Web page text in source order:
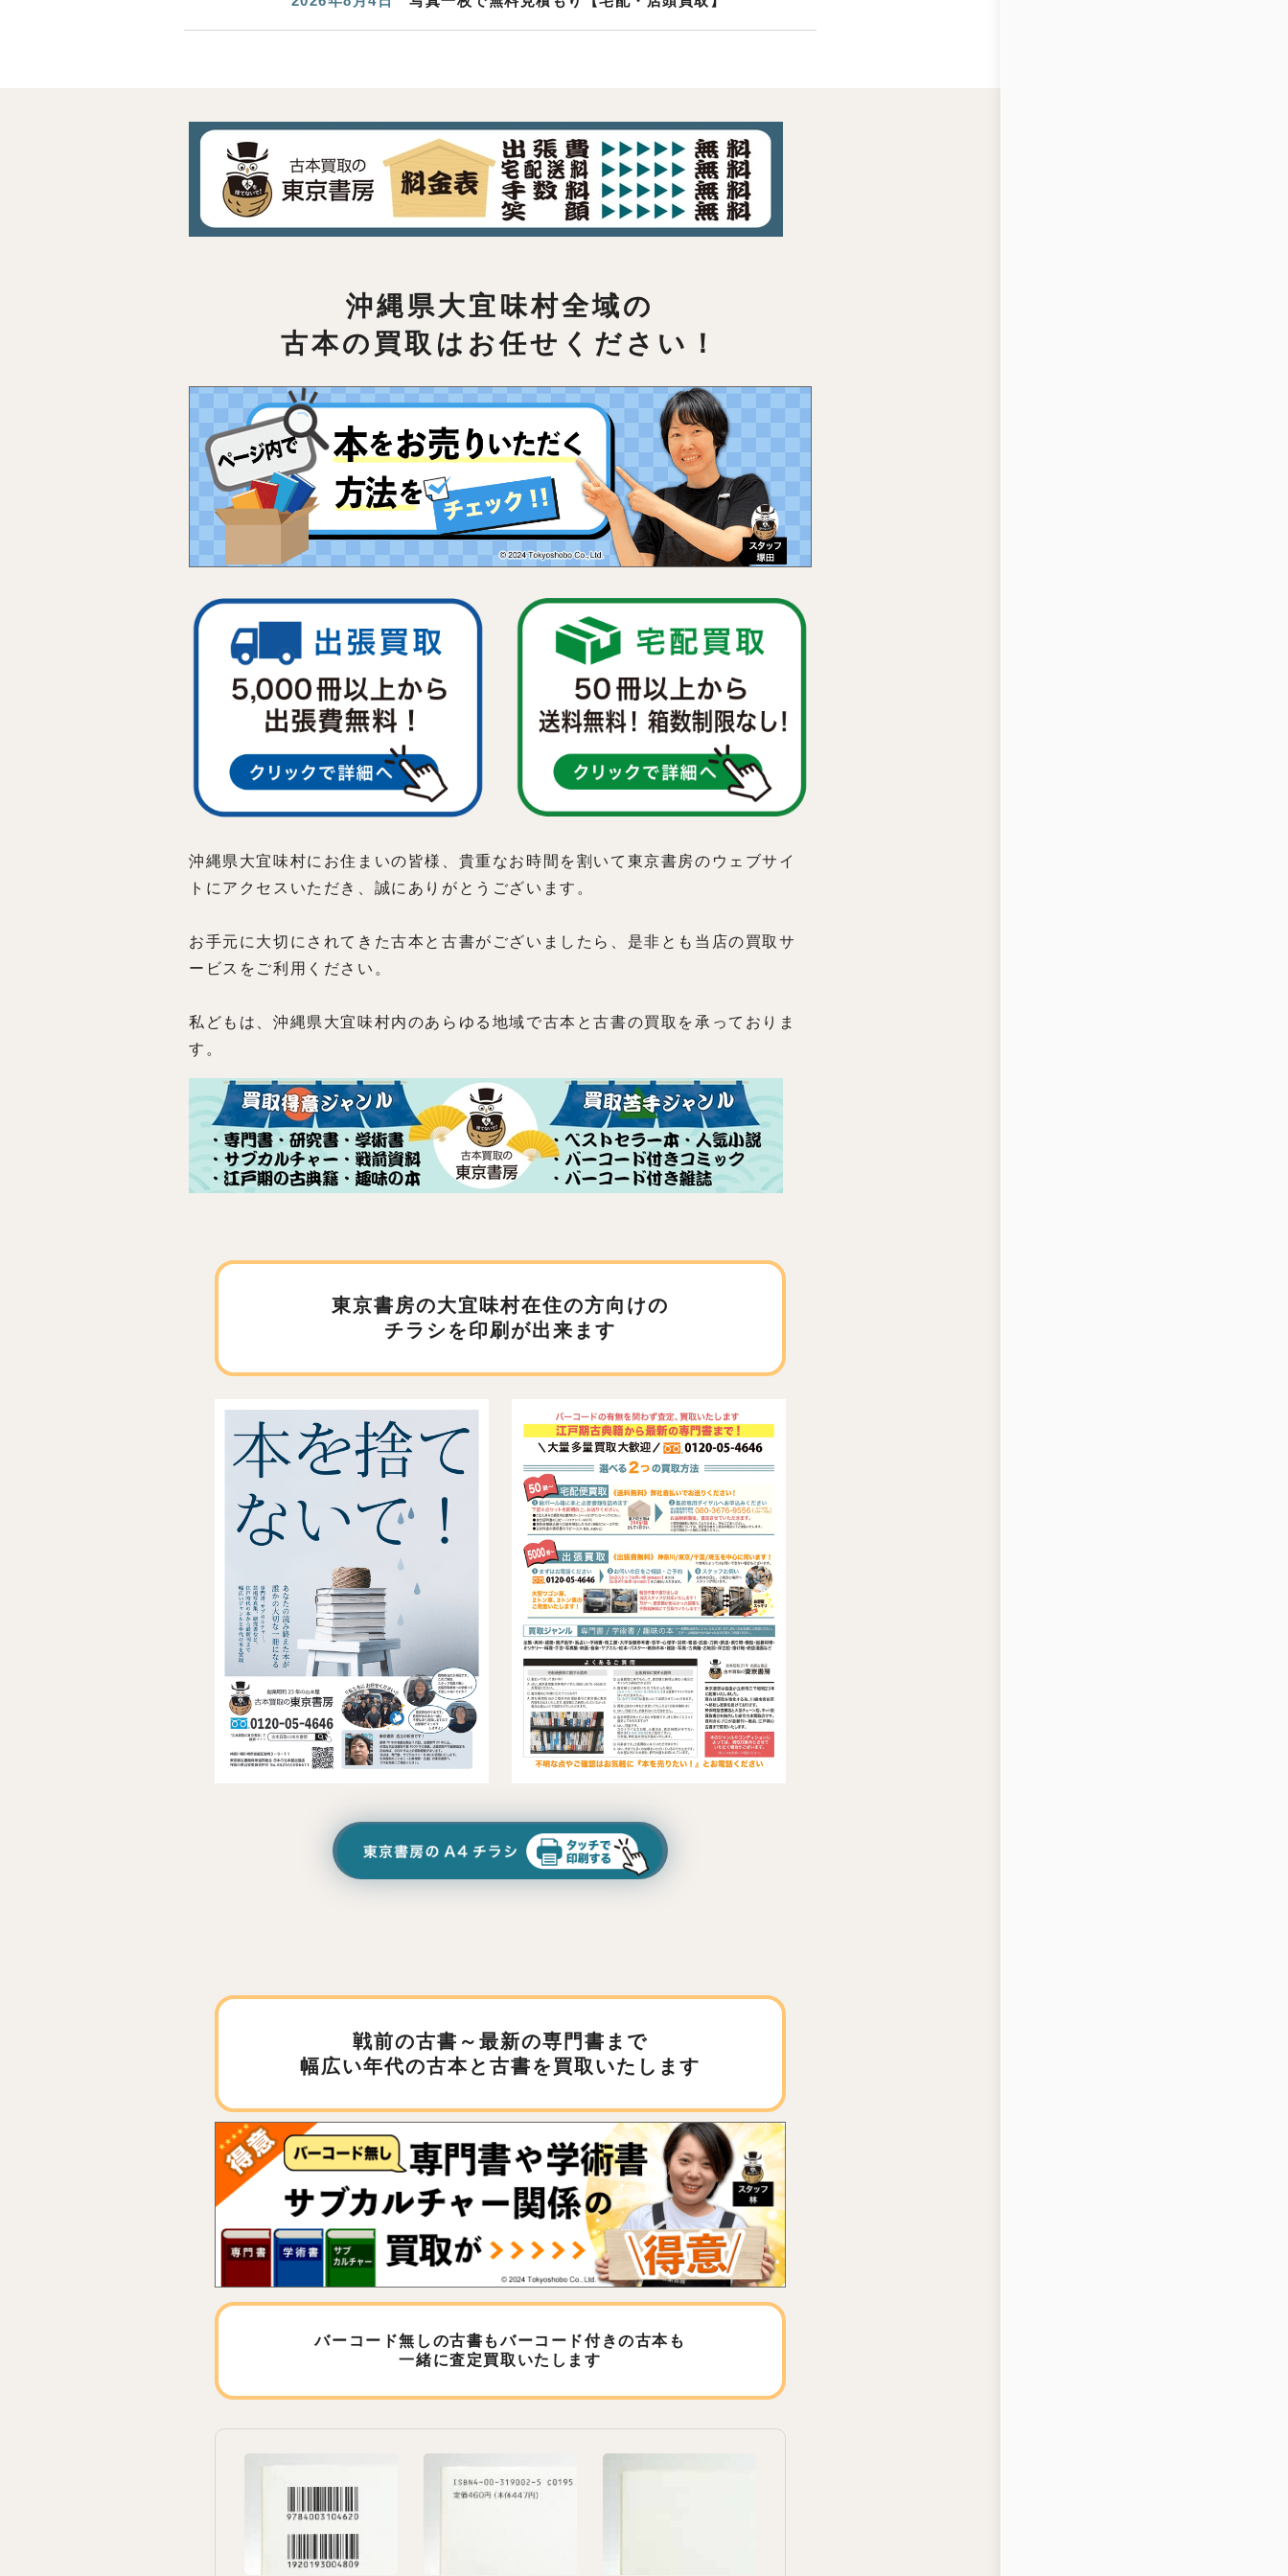
沖縄県大宜味村全域の
古本の買取はお任せください！
沖縄県大宜味村にお住まいの皆様、貴重なお時間を割いて東京書房のウェブサイ
トにアクセスいただき、誠にありがとうございます。
お手元に大切にされてきた古本と古書がございましたら、是非とも当店の買取サ
ービスをご利用ください。
私どもは、沖縄県大宜味村内のあらゆる地域で古本と古書の買取を承っておりま
す。
東京書房の大宜味村在住の方向けの
チラシを印刷が出来ます
戦前の古書～最新の専門書まで
幅広い年代の古本と古書を買取いたします
バーコード無しの古書もバーコード付きの古本も
一緒に査定買取いたします